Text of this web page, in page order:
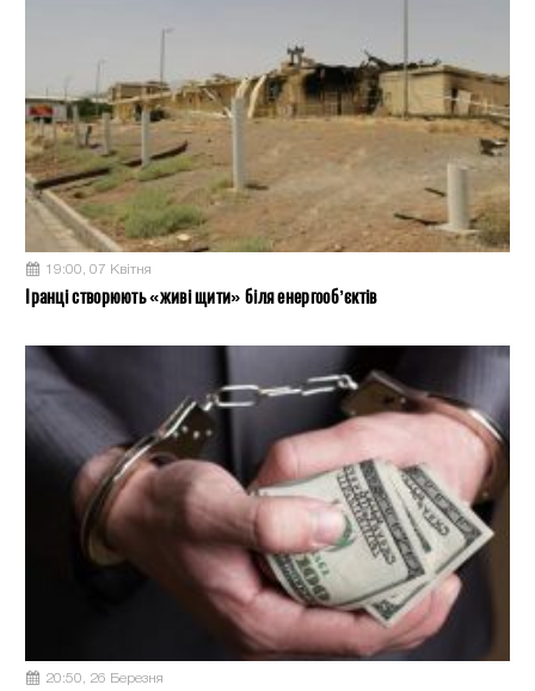
19:00, 07 Квітня
Іранці створюють «живі щити» біля енергооб’єктів
20:50, 26 Березня